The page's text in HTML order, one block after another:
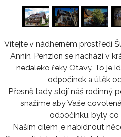
Vítejte v nádherném prostředí
Annín. Penzion se nachází v
nedaleko řeky Otavy. To je
odpočinek a útěk
Přesně tady stojí náš rodinný
snažíme aby Vaše
odpočinku, byly co
Naším cílem je nabídnout